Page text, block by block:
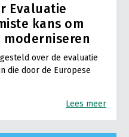
Evaluatie
kans om
over de evaluatie
die door de Europese
Lees meer